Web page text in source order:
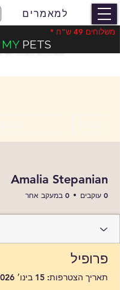
למאמרים
משלוחים בעלות 49 ש"ח
משלוחים 49 ש"ח *
MY PETS
Amalia Stepanian
0 עוקבים 0 במעקב אחר
פרופיל
תאריך הצטרפות: 15 בינו׳ 2026